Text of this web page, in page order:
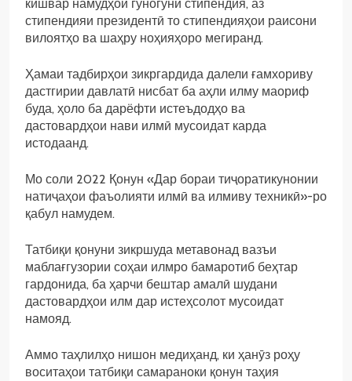
кишвар намудҳои гуногуни стипендия, аз
стипендияи президентӣ то стипендияҳои раисони
вилоятҳо ва шаҳру ноҳияҳоро мегиранд.
Ҳамаи тадбирҳои зикргардида далели ғамхориву
дастгирии давлатӣ нисбат ба аҳли илму маориф
буда, ҳоло ба дарёфти истеъдодҳо ва
дастовардҳои нави илмӣ мусоидат карда
истодаанд.
Мо соли 2022 Қонун «Дар бораи тиҷоратикунонии
натиҷаҳои фаъолияти илмӣ ва илмиву техникӣ»-ро
қабул намудем.
Татбиқи қонуни зикршуда метавонад вазъи
маблағгузории соҳаи илмро бамаротиб беҳтар
гардонида, ба ҳарчи бештар амалӣ шудани
дастовардҳои илм дар истеҳсолот мусоидат
намояд.
Аммо таҳлилҳо нишон медиҳанд, ки ҳанӯз роҳу
воситаҳои татбиқи самараноки қонун таҳия